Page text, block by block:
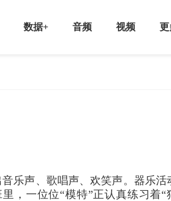
数据+ 音频 视频 更
乐声、歌唱声、欢笑声。器乐活
，一位位“模特”正认真练习着“